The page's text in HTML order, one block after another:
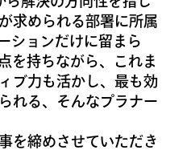
求められる部署に所属
ションだけに留まら
を持ちながら、これま
ブ力も活かし、最も効
れる、そんなプラナー
を締めさせていただき